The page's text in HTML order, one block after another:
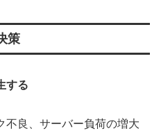
策
する
不良、サーバー負荷の増大